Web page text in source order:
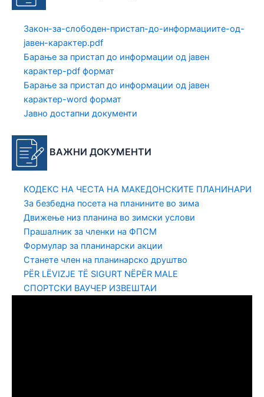
Закон-за-слободен-пристап-до-информациите-од-
јавен-карактер.pdf
Барање за пристап до информации од јавен
карактер-pdf формат
Барање за пристап до информации од јавен
карактер-word формат
Јавно достапни документи
ВАЖНИ ДОКУМЕНТИ
КОДЕКС НА ЧЕСТА НА МАКЕДОНСКИТЕ ПЛАНИНАРИ
За безбедна посета на планините во зима
Движење низ планина во зимски услови
Прашалник за членки на ФПСМ
Формулар за планинарски акции
Станете член на планинарско друштво
PËR LËVIZJE TË SIGURT NËPËR MALE
СПОРТСКИ ВАУЧЕР ИЗВЕШТАИ